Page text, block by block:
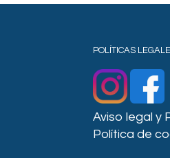
POLÍTICAS
Aviso legal y
Política de